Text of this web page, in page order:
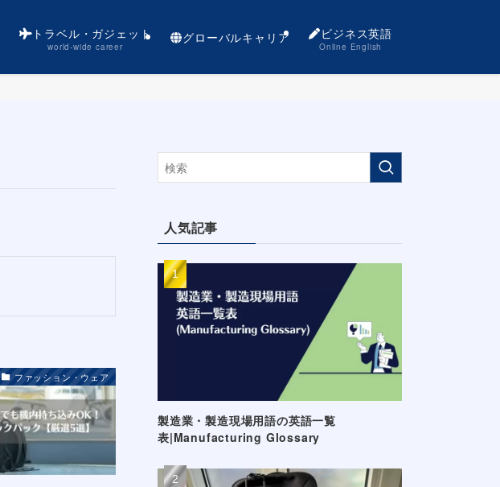
トラベル・ガジェット
world-wide career
グローバルキャリア ビジネス英語
Online English
ファッション・ウェア
人気記事
製造業・製造現場用語の英語一覧
表|Manufacturing Glossary